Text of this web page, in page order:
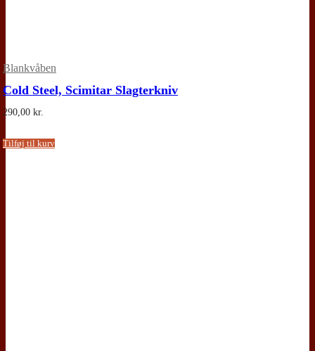
Blankvåben
Cold Steel, Scimitar Slagterkniv
290,00 kr.
Tilføj til kurv